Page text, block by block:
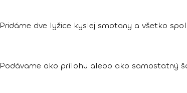
Pridáme dve lyžice kyslej smotany a všetko
Podávame ako prílohu alebo ako samostatný